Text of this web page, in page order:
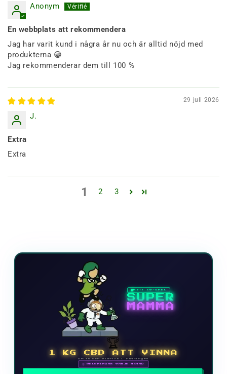
Anonym
En webbplats att rekommendera
Jag har varit kund i några år nu och är alltid nöjd med
produkterna 😁
Jag rekommenderar dem till 100 %
29 juli 2026
J.
Extra
Extra
1 2 3
NYTT TV-SPEL
SUPER
MAMMA
🏆
1 KG CBD ATT VINNA
Delta och klättra i rankingen
🗓 BELÖNINGAR VARJE MÅNAD